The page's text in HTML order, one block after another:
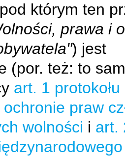
którym ten
prawa i
) jest
(por. też: to
art. 1 protokołu
praw
wolności i art.